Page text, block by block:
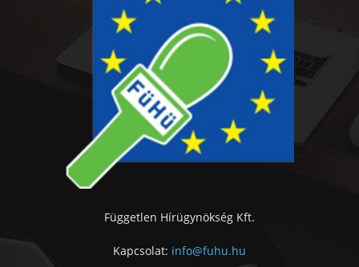
Független Hírügynökség Kft.
Kapcsolat: info@fuhu.hu